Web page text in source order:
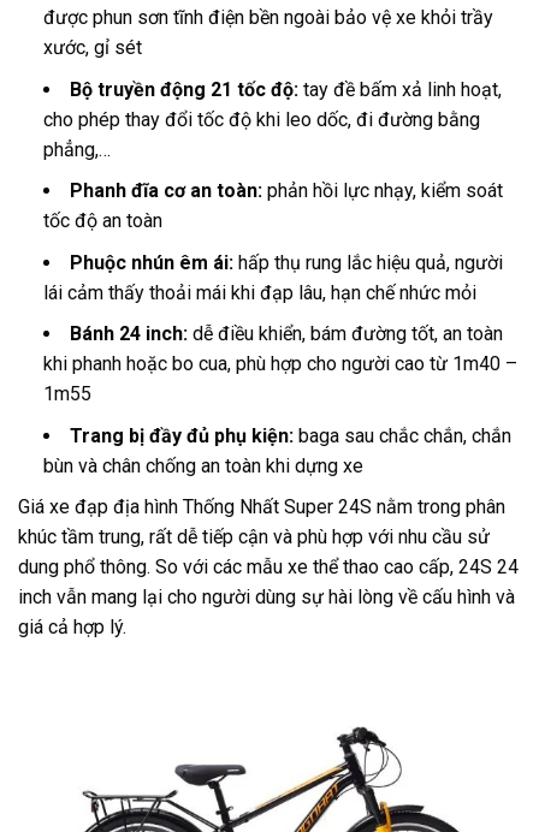
được phun sơn tĩnh điện bền ngoài bảo vệ xe khỏi trầy
xước, gỉ sét
Bộ truyền động 21 tốc độ: tay đề bấm xả linh hoạt,
cho phép thay đổi tốc độ khi leo dốc, đi đường bằng
phẳng,…
Phanh đĩa cơ an toàn:phản hồi lực nhạy, kiểm soát
tốc độ an toàn
Phuộc nhún êm ái:hấp thụ rung lắc hiệu quả, người
lái cảm thấy thoải mái khi đạp lâu, hạn chế nhức mỏi
Bánh 24 inch:dễ điều khiển, bám đường tốt, an toàn
khi phanh hoặc bo cua, phù hợp cho người cao từ 1m40 –
1m55
Trang bị đầy đủ phụ kiện:baga sau chắc chắn, chắn
bùn và chân chống an toàn khi dựng xe
Giá xe đạp địa hình Thống Nhất Super 24S nằm trong phân
khúc tầm trung, rất dễ tiếp cận và phù hợp với nhu cầu sử
dung phổ thông. So với các mẫu xe thể thao cao cấp, 24S 24
inch vẫn mang lại cho người dùng sự hài lòng về cấu hình và
giá cả hợp lý.